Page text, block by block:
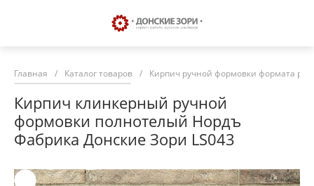
Главная / Каталог товаров / Кирпич ручной формовки формата
Кирпич клинкерный ручной
формовки полнотелый Нордъ
Фабрика Донские Зори LS043